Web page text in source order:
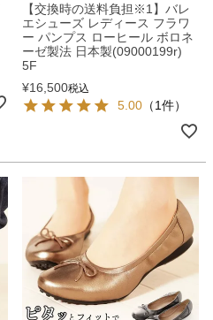
【交換時の送料負担※1】バレ
エシューズ レディース フラワ
ー パンプス ローヒール ボロネ
ーゼ製法 日本製(09000199r)
5F
¥16,500税込
5.00 （1件）